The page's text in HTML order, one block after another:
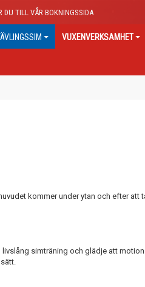
DU TILL VÅR BOKNINGSSIDA
VUXENVERKSAMHET
kommer under ytan och efter att
simträning och glädje att